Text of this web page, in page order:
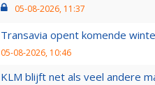
05-08-2026, 11:37
Transavia opent komende
05-08-2026, 10:46
KLM blijft net als veel andere